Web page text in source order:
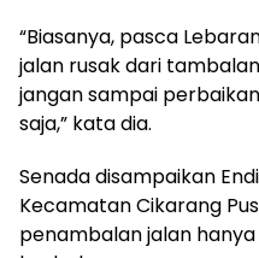
“Biasanya, pasca
jalan rusak dari
jangan sampai
saja,” kata dia.
Senada disampaikan
Kecamatan Cikarang
penambalan jalan